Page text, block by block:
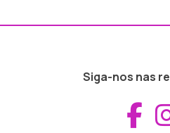
Siga-nos nas